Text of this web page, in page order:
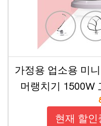
가정용 업소용 미
머랭치기 1500W
현재 할인